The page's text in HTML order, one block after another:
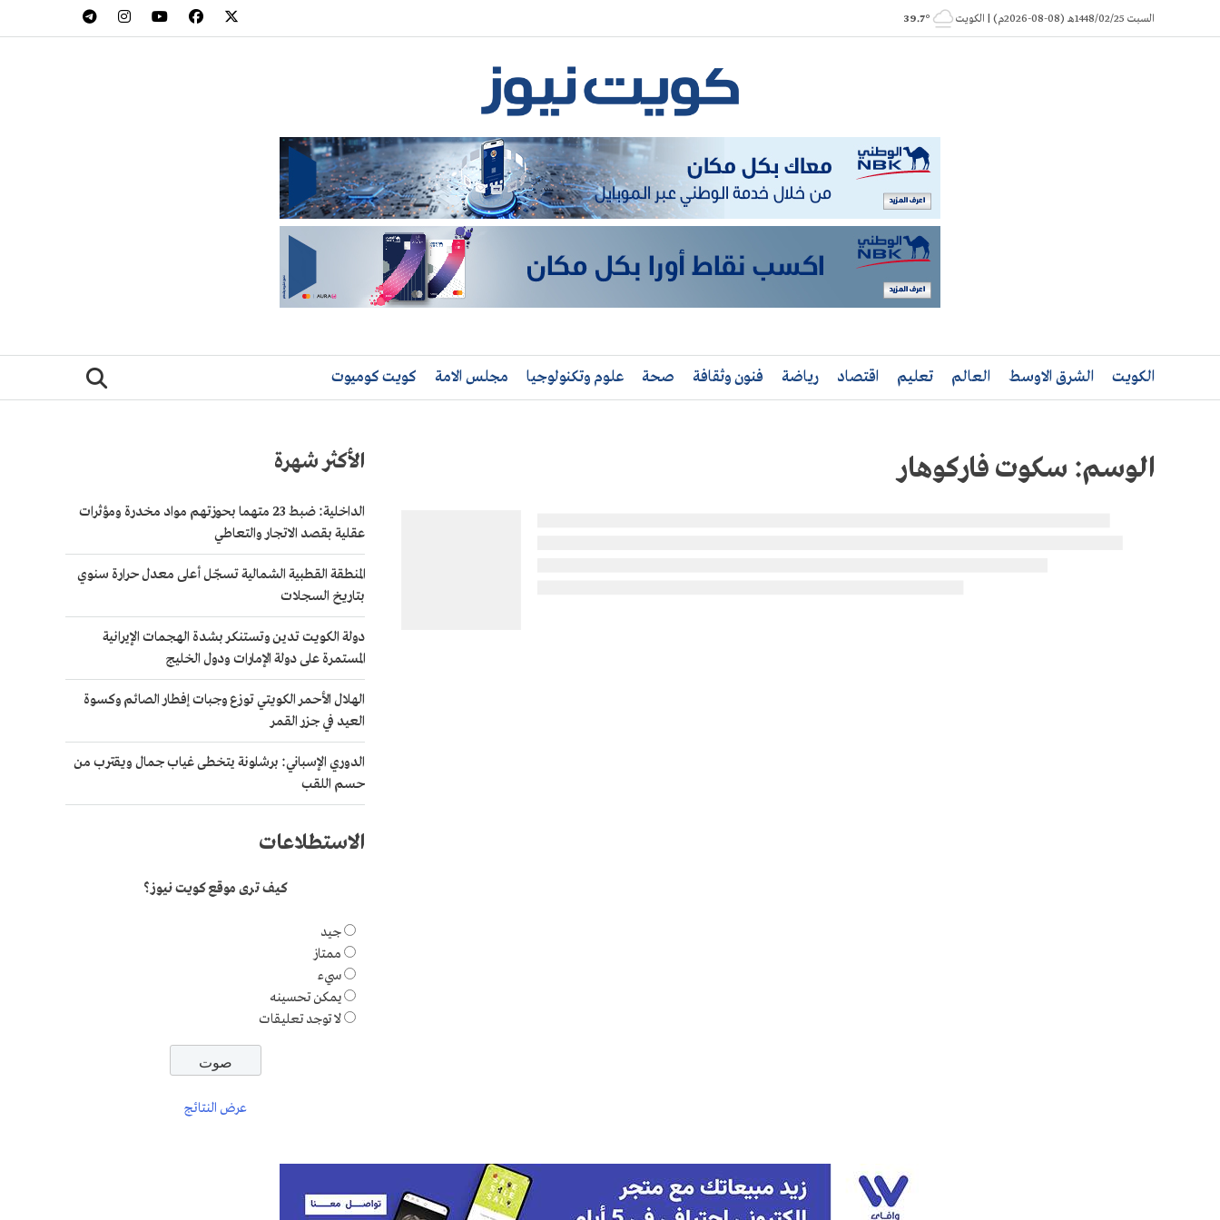
to
السبت 1448/02/25هـ (08-08-2026م) | الكويت ° 39.7
الكويت الشرق الاوسط العالم تعليم اقتصاد رياضة فنون وثقافة صحة علوم وتكنولوجيا مجلس الامة كويت كوميوت
الوسم: سكوت فاركوهار الأكثر شهرة
الداخلية: ضبط 23 متهما بحوزتهم مواد مخدرة ومؤثرات
عقلية بقصد الاتجار والتعاطي
المنطقة القطبية الشمالية تسجّل أعلى معدل حرارة سنوي
بتاريخ السجلات
دولة الكويت تدين وتستنكر بشدة الهجمات الإيرانية
المستمرة على دولة الإمارات ودول الخليج
الهلال الأحمر الكويتي توزع وجبات إفطار الصائم وكسوة
العيد في جزر القمر
الدوري الإسباني: برشلونة يتخطى غياب جمال ويقترب من
حسم اللقب
الاستطلاعات
كيف ترى موقع كويت نيوز؟
جيد
ممتاز
سيء
يمكن تحسينه
لا توجد تعليقات
عرض النتائج